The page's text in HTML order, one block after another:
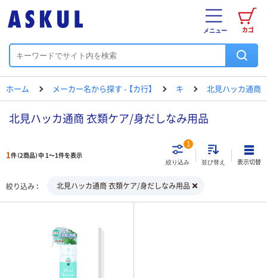
カゴ
メニュー
ホーム メーカー名から探す - 【カ行】 キ 北見ハッカ通商
北見ハッカ通商 衣類ケア/身だしなみ用品
1件（2商品）中 1～1件を表示
絞り込み
1
並び替え 表示切替
絞り込み 北見ハッカ通商 衣類ケア/身だしなみ用品